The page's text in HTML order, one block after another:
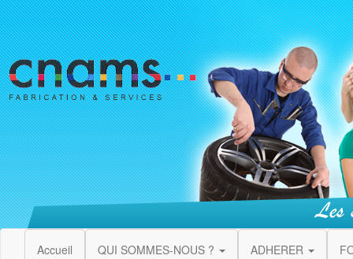
Accueil QUI SOMMES-NOUS ? ADHERER